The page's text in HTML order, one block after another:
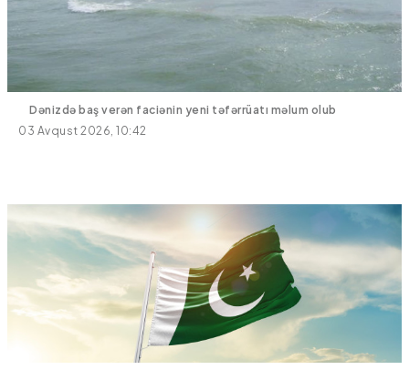
Dənizdə baş verən faciənin yeni təfərrüatı məlum olub
03 Avqust 2026, 10:42